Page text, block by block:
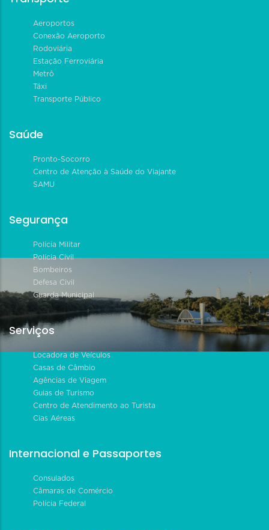
Aeroportos
Conexão Aeroporto
Rodoviária
Estação Ferroviária
Metrô
Táxi
Transporte Público
Saúde
Pronto-Socorro
Centro de Atenção à Saúde do Viajante
SAMU
Segurança
Polícia Militar
Polícia Civil
Bombeiros
Defesa Civil
Guarda Municipal
Serviços
Locadora de Veículos
Casas de Câmbio
Agências de Viagem
Guias de Turismo
Centro de Atendimento ao Turista
Cias Aéreas
Internacional e Passaportes
Consulados
Câmaras de Comércio
Polícia Federal